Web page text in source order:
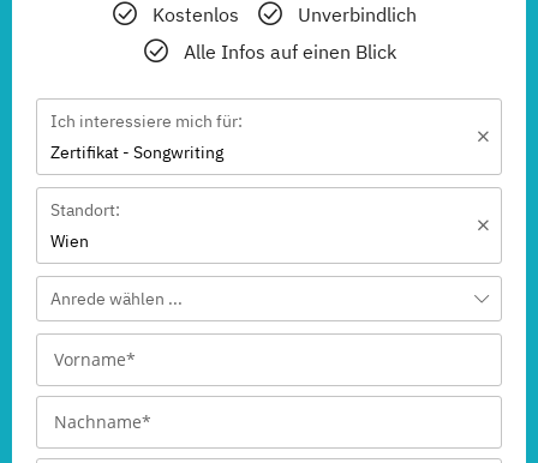
Kostenlos
Unverbindlich
Alle Infos auf einen Blick
Ich interessiere mich für:
Zertifikat - Songwriting
Standort:
Wien
Anrede wählen ...